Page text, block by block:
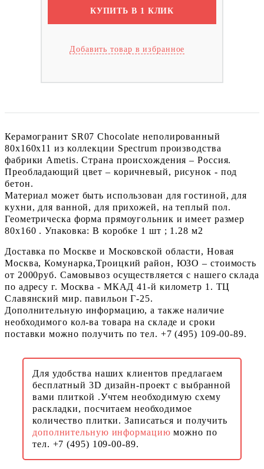
КУПИТЬ В 1 КЛИК
Добавить товар в избранное
Керамогранит SR07 Chocolate неполированный
80x160х11 из коллекции Spectrum производства
фабрики Ametis. Страна происхождения – Россия.
Преобладающий цвет – коричневый, рисунок - под
бетон.
Материал может быть использован для гостиной, для
кухни, для ванной, для прихожей, на теплый пол.
Геометрическа форма прямоугольник и имеет размер
80x160 . Упаковка: В коробке 1 шт ; 1.28 м2
Доставка по Москве и Московской области, Новая
Москва, Комунарка,Троицкий район, ЮЗО – стоимость
от 2000руб. Самовывоз осуществляется с нашего склада
по адресу г. Москва - МКАД 41-й километр 1. ТЦ
Славянский мир. павильон Г-25.
Дополнительную информацию, а также наличие
необходимого кол-ва товара на складе и сроки
поставки можно получить по тел. +7 (495) 109-00-89.
Для удобства наших клиентов предлагаем
бесплатный 3D дизайн-проект с выбранной
вами плиткой .Учтем необходимую схему
раскладки, посчитаем необходимое
количество плитки. Записаться и получить
дополнительную информациюможно по
тел. +7 (495) 109-00-89.